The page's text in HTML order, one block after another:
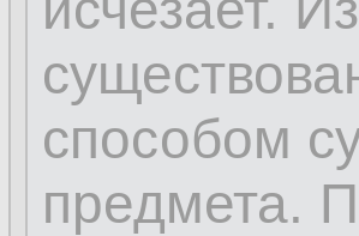
способом
предмета.